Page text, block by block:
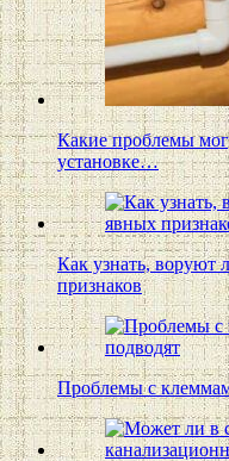
Какие проблемы
установке…
Как узнать, воруют
признаков
Проблемы с